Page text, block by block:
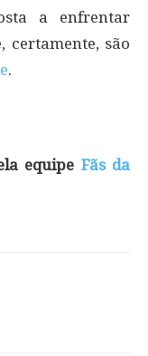
a enfrentar
certamente, são
.
equipe Fãs da